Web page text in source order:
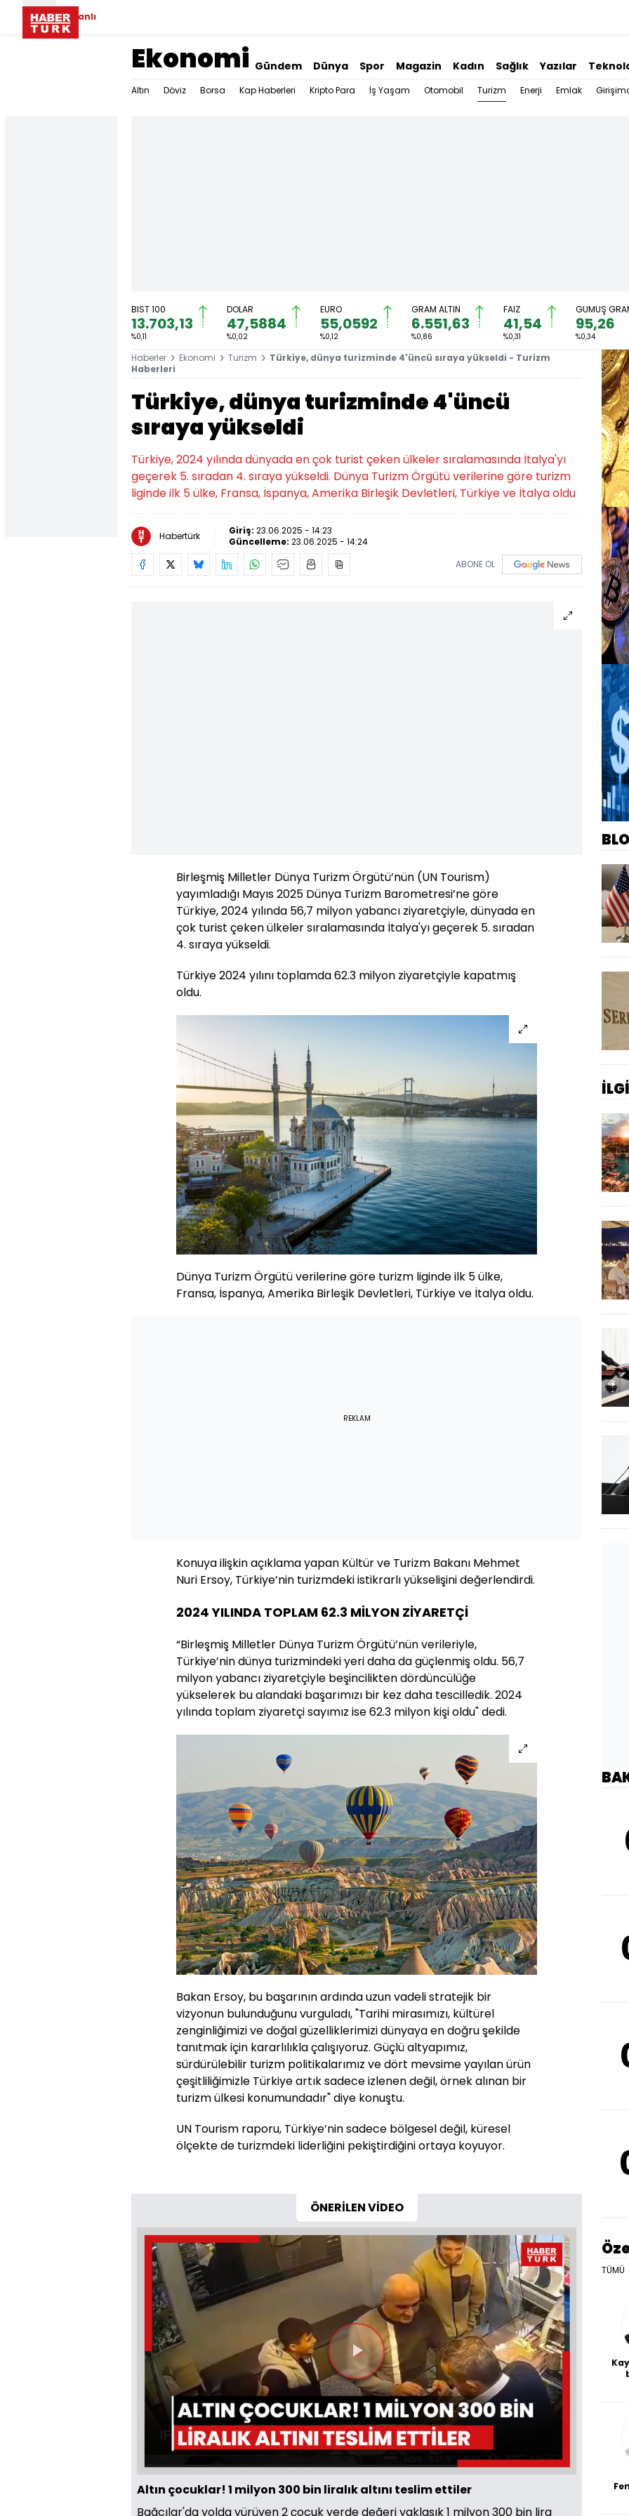
Canlı
Ekonomi Gündem Dünya Spor Magazin Kadın Sağlık Yazılar
Altın Döviz Borsa Kap Haberleri Kripto Para İş Yaşam Otomobil Turizm Enerji Emlak
BIST 100
13.703,13
%0,11
DOLAR
47,5884
%0,02
EURO
55,0592
%0,12
GRAM ALTIN
6.551,63
%0,86
FAİZ
41,54
%0,31
GÜMÜŞ
95,26
%0,34
Haberler Ekonomi Turizm
Türkiye, dünya turizminde 4'üncü sıraya yükseldi - Turizm
Haberleri
Türkiye, dünya turizminde 4'üncü
sıraya yükseldi
Türkiye, 2024 yılında dünyada en çok turist çeken ülkeler sıralamasında İtalya'yı
geçerek 5. sıradan 4. sıraya yükseldi. Dünya Turizm Örgütü verilerine göre turizm
liginde ilk 5 ülke, Fransa, İspanya, Amerika Birleşik Devletleri, Türkiye ve İtalya oldu
Habertürk Giriş: 23.06.2025 - 14:23
Güncelleme: 23.06.2025 - 14:24
ABONE OL
Birleşmiş Milletler Dünya Turizm Örgütü’nün (UN Tourism)
yayımladığı Mayıs 2025 Dünya Turizm Barometresi’ne göre
Türkiye, 2024 yılında 56,7 milyon yabancı ziyaretçiyle, dünyada en
çok turist çeken ülkeler sıralamasında İtalya'yı geçerek 5. sıradan
4. sıraya yükseldi.
Türkiye 2024 yılını toplamda 62.3 milyon ziyaretçiyle kapatmış
oldu.
Dünya Turizm Örgütü verilerine göre turizm liginde ilk 5 ülke,
Fransa, İspanya, Amerika Birleşik Devletleri, Türkiye ve İtalya oldu.
REKLAM
Konuya ilişkin açıklama yapan Kültür ve Turizm Bakanı Mehmet
Nuri Ersoy, Türkiye’nin turizmdeki istikrarlı yükselişini değerlendirdi.
2024 YILINDA TOPLAM 62.3 MİLYON ZİYARETÇİ
“Birleşmiş Milletler Dünya Turizm Örgütü’nün verileriyle,
Türkiye’nin dünya turizmindeki yeri daha da güçlenmiş oldu. 56,7
milyon yabancı ziyaretçiyle beşincilikten dördüncülüğe
yükselerek bu alandaki başarımızı bir kez daha tescilledik. 2024
yılında toplam ziyaretçi sayımız ise 62.3 milyon kişi oldu" dedi.
Bakan Ersoy, bu başarının ardında uzun vadeli stratejik bir
vizyonun bulunduğunu vurguladı, "Tarihi mirasımızı, kültürel
zenginliğimizi ve doğal güzelliklerimizi dünyaya en doğru şekilde
tanıtmak için kararlılıkla çalışıyoruz. Güçlü altyapımız,
sürdürülebilir turizm politikalarımız ve dört mevsime yayılan ürün
çeşitliliğimizle Türkiye artık sadece izlenen değil, örnek alınan bir
turizm ülkesi konumundadır" diye konuştu.
UN Tourism raporu, Türkiye’nin sadece bölgesel değil, küresel
ölçekte de turizmdeki liderliğini pekiştirdiğini ortaya koyuyor.
ÖNERİLEN VİDEO
Videoyu
Oynat
Altın çocuklar! 1 milyon 300 bin liralık altını teslim ettiler
Bağcılar'da yolda yürüyen 2 çocuk yerde değeri yaklaşık 1 milyon 300 bin lira
TÜMÜ